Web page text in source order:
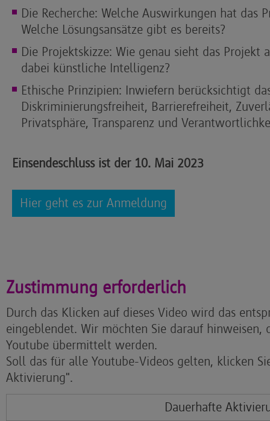
Die Recherche: Welche Auswirkungen hat das
Welche Lösungsansätze gibt es bereits?
Die Projektskizze: Wie genau sieht das Projekt
dabei künstliche Intelligenz?
Ethische Prinzipien: Inwiefern berücksichtigt
Diskriminierungsfreiheit, Barrierefreiheit,
Privatsphäre, Transparenz und
Einsendeschluss ist der 10. Mai 2023
Hier geht es zur Anmeldung
Zustimmung erforderlich
Durch das Klicken auf dieses Video wird das
eingeblendet. Wir möchten Sie darauf hinweisen,
Youtube übermittelt werden.
Soll das für alle Youtube-Videos gelten, klicken
Aktivierung".
Dauerhafte